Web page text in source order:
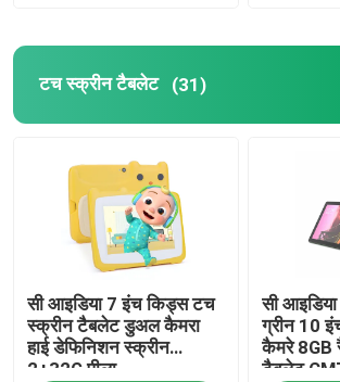
फैक्टरी यात्रा
गुणवत्ता नियंत्रण
हमसे संपर्क करें
टच स्क्रीन टैबलेट (31)
सी आइडिया 7 इंच किड्स टच
स्क्रीन टैबलेट डुअल कैमरा
हाई डेफिनिशन स्क्रीन
2+32G पीला
सी
ग्रीन 10
कैमरे 8GB
टैबलेट